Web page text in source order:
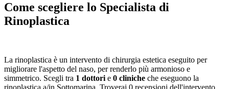
Come scegliere lo Specialista di
Rinoplastica
La rinoplastica è un intervento di chirurgia estetica eseguito per
migliorare l'aspetto del naso, per renderlo più armonioso e
simmetrico. Scegli tra 1 dottori e 0 cliniche che eseguono la